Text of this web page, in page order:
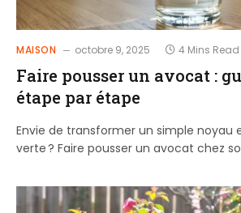
MAISON octobre 9, 2025 4 Mins Read
Faire pousser un avocat :
étape par étape
Envie de transformer un simple noyau
verte ? Faire pousser un avocat chez